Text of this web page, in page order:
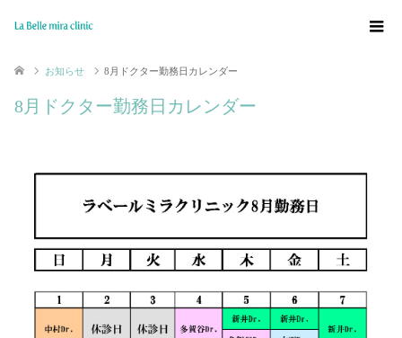
お知らせ 8月ドクター勤務日カレンダー
8月ドクター勤務日カレンダー